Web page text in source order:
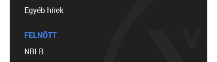
Egyéb hírek
FELNŐTT
NBI B